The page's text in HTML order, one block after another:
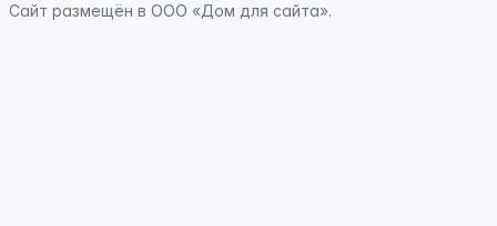
Сайт размещён в ООО «Дом для сайта».